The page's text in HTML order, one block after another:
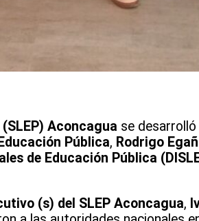
Aconcagua se desarrolló
Pública, Rodrigo
de Educación Pública
(s) del SLEP Aconcagua,